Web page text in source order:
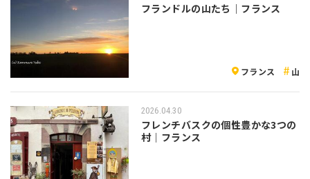
フランドルの山たち｜フランス
フランス 山
2026.04.30
フレンチバスクの個性豊かな3つの
村｜フランス